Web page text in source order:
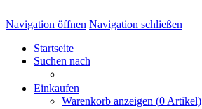
Navigation öffnen Navigation schließen
Startseite
Suchen nach
Einkaufen
Warenkorb anzeigen (0 Artikel)